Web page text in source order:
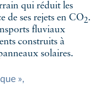
qui réduit les
de ses rejets en CO2.
fluviaux
construits à
solaires.
»,